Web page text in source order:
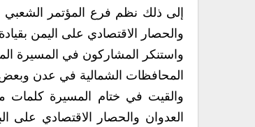
إلى ذلك نظم فرع المؤتمر الشعبي
والحصار الاقتصادي على اليمن
واستنكر المشاركون في المسيرة
المحافظات الشمالية في عدن
والقيت في ختام المسيرة كلمات
العدوان والحصار الاقتصادي على